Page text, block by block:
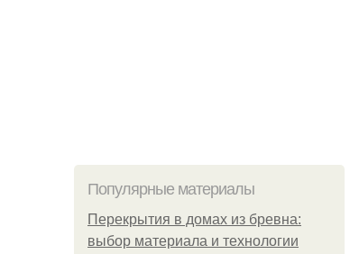
Популярные материалы
Перекрытия в домах из бревна:
выбор материала и технологии